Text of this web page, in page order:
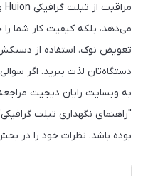
می‌دهد، بلکه کیفیت کار شما
تعویض نوک، استفاده از
دستگاه‌تان لذت ببرید. اگر سوالی
به وبسایت رایان دیجیت
"راهنمای نگهداری تبلت
بوده باشد. نظرات خود را در